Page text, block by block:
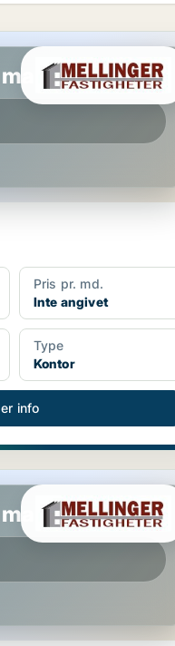
Pris pr. md.
Inte angivet
Type
Kontor
info